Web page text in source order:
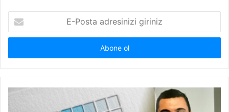
Posta
adresinizi